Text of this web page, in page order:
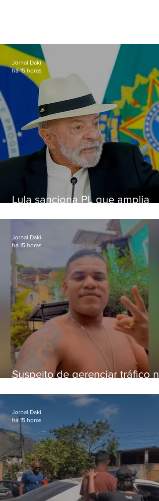
Lula sanciona PL que amplia
crianças
Jornal Daki
há 15 horas
Suspeito de gerenciar tráfico na
foragido
Jornal Daki
há 15 horas
Jornal Daki
há 15 horas